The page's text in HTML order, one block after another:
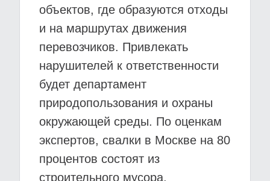
объектов, где образуются отходы
и на маршрутах движения
перевозчиков. Привлекать
нарушителей к ответственности
будет департамент
природопользования и охраны
окружающей среды. По оценкам
экспертов, свалки в Москве на 80
процентов состоят из
строительного мусора.